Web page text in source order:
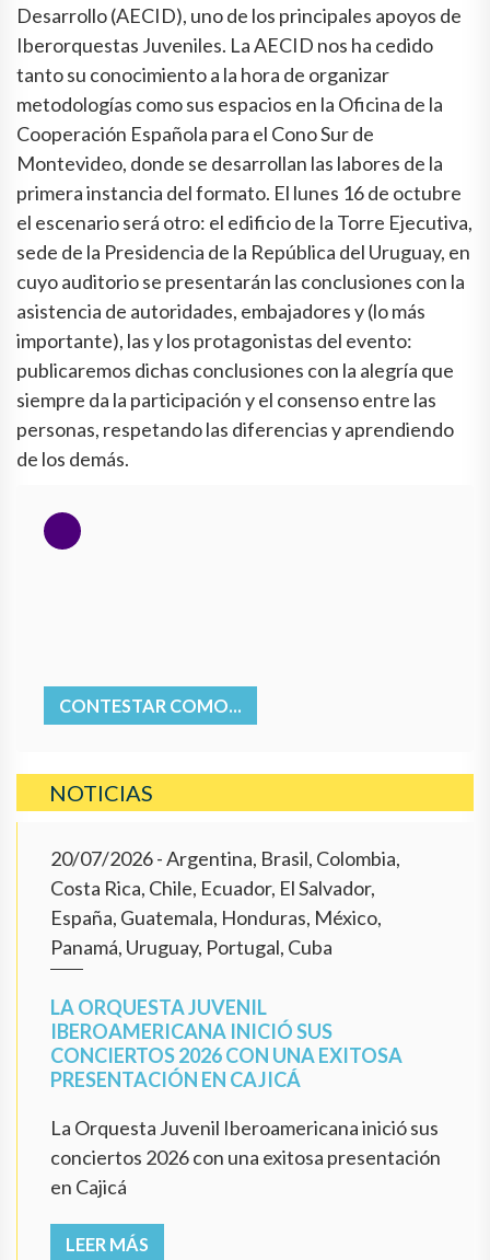
Desarrollo (AECID), uno de los principales apoyos de
Iberorquestas Juveniles. La AECID nos ha cedido
tanto su conocimiento a la hora de organizar
metodologías como sus espacios en la Oficina de la
Cooperación Española para el Cono Sur de
Montevideo, donde se desarrollan las labores de la
primera instancia del formato. El lunes 16 de octubre
el escenario será otro: el edificio de la Torre Ejecutiva,
sede de la Presidencia de la República del Uruguay, en
cuyo auditorio se presentarán las conclusiones con la
asistencia de autoridades, embajadores y (lo más
importante), las y los protagonistas del evento:
publicaremos dichas conclusiones con la alegría que
siempre da la participación y el consenso entre las
personas, respetando las diferencias y aprendiendo
de los demás.
CONTESTAR COMO...
NOTICIAS
20/07/2026- Argentina, Brasil, Colombia,
Costa Rica, Chile, Ecuador, El Salvador,
España, Guatemala, Honduras, México,
Panamá, Uruguay, Portugal, Cuba
LA ORQUESTA JUVENIL
IBEROAMERICANA INICIÓ SUS
CONCIERTOS 2026 CON UNA EXITOSA
PRESENTACIÓN EN CAJICÁ
La Orquesta Juvenil Iberoamericana inició sus
conciertos 2026 con una exitosa presentación
en Cajicá
LEER MÁS